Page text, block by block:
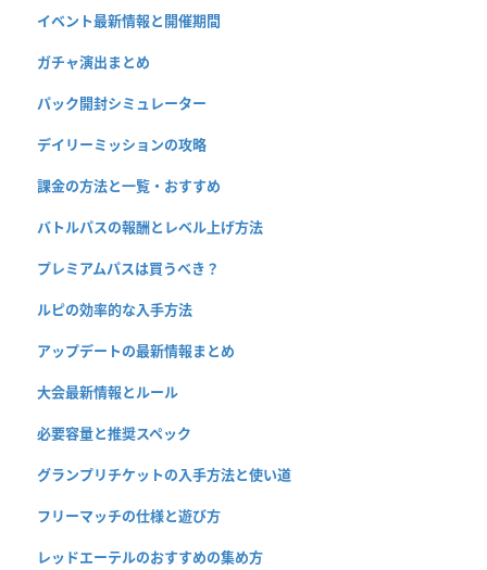
イベント最新情報と開催期間
ガチャ演出まとめ
パック開封シミュレーター
デイリーミッションの攻略
課金の方法と一覧・おすすめ
バトルパスの報酬とレベル上げ方法
プレミアムパスは買うべき？
ルピの効率的な入手方法
アップデートの最新情報まとめ
大会最新情報とルール
必要容量と推奨スペック
グランプリチケットの入手方法と使い道
フリーマッチの仕様と遊び方
レッドエーテルのおすすめの集め方